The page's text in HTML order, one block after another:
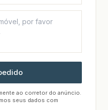
ao corretor do anúncio.
seus dados com